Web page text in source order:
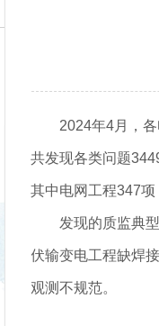
2024年4月，
共发现各类问题
其中电网工程347
发现的质监典
伏输变电工程缺焊
观测不规范。